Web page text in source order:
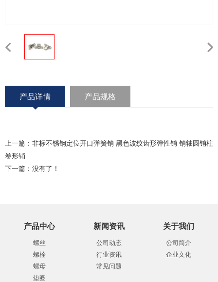
产品详情 产品规格
上一篇： 非标不锈钢定位开口弹簧销 黑色波纹齿形弹性销 销轴圆销柱
卷形销
下一篇：没有了！
产品中心
螺丝
螺栓
螺母
垫圈
新闻资讯
公司动态
行业资讯
常见问题
关于我们
公司简介
企业文化